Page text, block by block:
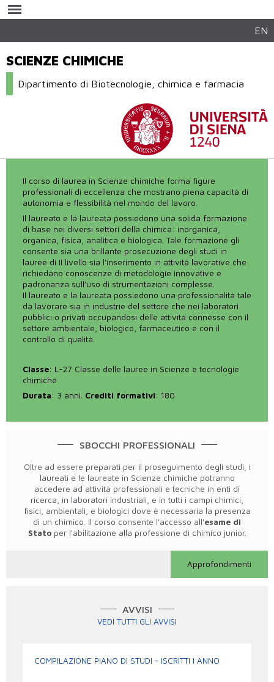
contenuto
EN
SCIENZE CHIMICHE
Dipartimento di Biotecnologie, chimica e farmacia
Il corso di laurea in Scienze chimiche forma figure
professionali di eccellenza che mostrano piena capacità di
autonomia e flessibilità nel mondo del lavoro.
Il laureato e la laureata possiedono una solida formazione
di base nei diversi settori della chimica: inorganica,
organica, fisica, analitica e biologica. Tale formazione gli
consente sia una brillante prosecuzione degli studi in
lauree di II livello sia l'inserimento in attività lavorative che
richiedano conoscenze di metodologie innovative e
padronanza sull'uso di strumentazioni complesse.
Il laureato e la laureata possiedono una professionalità tale
da lavorare sia in industrie del settore che nei laboratori
pubblici o privati occupandosi delle attività connesse con il
settore ambientale, biologico, farmaceutico e con il
controllo di qualità.
Classe: L-27 Classe delle lauree in Scienze e tecnologie
chimiche
Durata: 3 anni. Crediti formativi: 180
SBOCCHI PROFESSIONALI
Oltre ad essere preparati per il proseguimento degli studi, i
laureati e le laureate in Scienze chimiche potranno
accedere ad attività professionali e tecniche in enti di
ricerca, in laboratori industriali, e in tutti i campi chimici,
fisici, ambientali, e biologici dove è necessaria la presenza
di un chimico. Il corso consente l'accesso all'esame di
Statoper l'abilitazione alla professione di chimico junior.
Approfondimenti
AVVISI
VEDI TUTTI GLI AVVISI
COMPILAZIONE PIANO DI STUDI - ISCRITTI I ANNO